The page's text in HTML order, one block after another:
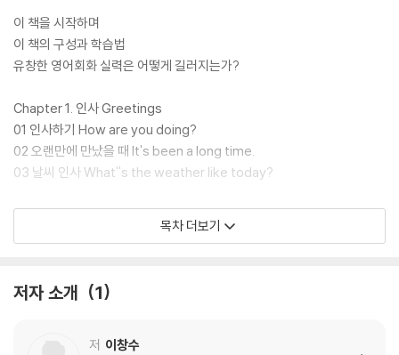
이 책을 시작하며
이 책의 구성과 학습법
유창한 영어회화 실력은 어떻게 길러지는가?
Chapter 1. 인사 Greetings
01 인사하기 How are you doing?
02 오랜만에 만났을 때 It's been a long time.
03 날씨 인사 What''s the weather like today?
Chapter 2. 초대 & 소개 Meeting People
04 초대하기 Can you come over for dinner this Friday?
07 취미 What are your hobbies?
목차 더보기
저자 소개 1
저 이창수